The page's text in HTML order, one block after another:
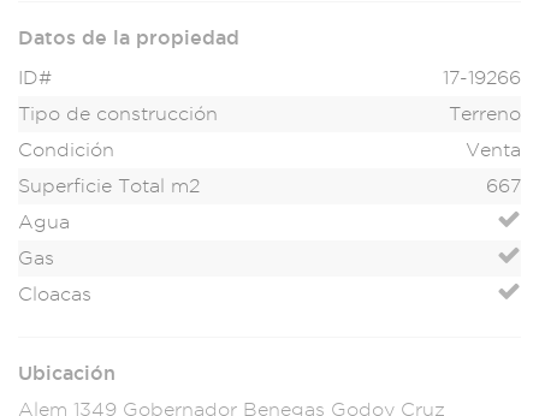
Datos de la propiedad
ID#
17-19266
Tipo de construcción
Terreno
Condición
Venta
Superficie Total m2
667
Agua
Gas
Cloacas
Ubicación
Alem 1349 Gobernador Benegas Godoy Cruz